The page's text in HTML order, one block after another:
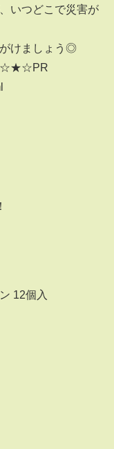
いつどこで災害が
けましょう◎
☆★☆PR
12個入